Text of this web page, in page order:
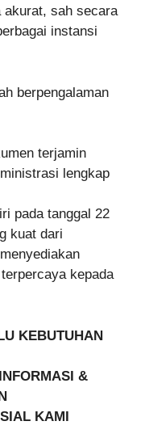
akurat, sah secara
instansi
berpengalaman
terjamin
lengkap
pada tanggal 22
kuat dari
kepada
KEBUTUHAN
&
KAMI